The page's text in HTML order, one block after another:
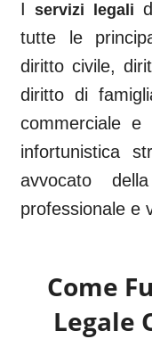
Iservizi legali
tutte le
diritto civile,
diritto di
commerciale e
infortunistica
avvocato
professionale e
Come
Legale